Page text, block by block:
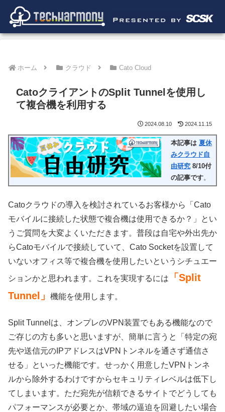
ホーム クラウド Cato Cloud
CatoクライアントのSplit Tunnelを使用し
て複合機を利用する
2024.08.10 2024.11.15
本記事は夏休
みクラウド自
由研究 8/10付
の記事です。
Catoクラウドの導入を検討されているお客様から「Cato
モバイルに接続した状態で複合機は使用できるか？」とい
うご質問を大変よくいただきます。普段は自宅や外出先か
らCatoモバイルで接続していて、Cato Socketを設置して
いないオフィス等で複合機を使用したいというシチュエー
ションかと思われます。これを実現するには
「Split
Tunnel」
機能を使用します。
Split Tunnelは、オンプレのVPN装置でもある機能なので
ご存じの方も多いと思いますが、簡単に言うと「特定の宛
先や送信元のIPアドレスはVPNトンネルを通さず通信さ
せる」といった機能です。せっかく用意したVPNトンネ
ルから除外するわけですからセキュリティレベルは低下し
てしまいます。ただ宛先が信頼できるサイトでどうしても
パフォーマンスが必要とか、帯域の逼迫を回避したい場合